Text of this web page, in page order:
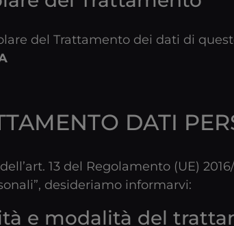
del Trattamento dei dati di
DATI
13 del Regolamento (UE)
desideriamo informarvi:
e modalità del